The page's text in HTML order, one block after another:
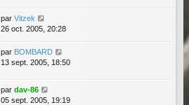
par Vitzek
26 oct. 2005, 20:28
par BOMBARD
13 sept. 2005, 18:50
par dav-86
05 sept. 2005, 19:19